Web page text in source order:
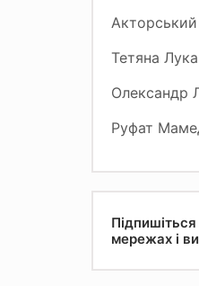
Тетяна
Олександр
Руфат
мережах і